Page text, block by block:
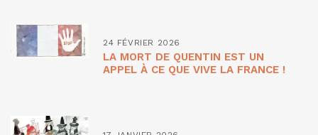
24 FÉVRIER 2026
LA MORT DE QUENTIN EST UN
APPEL À CE QUE VIVE LA FRANCE !